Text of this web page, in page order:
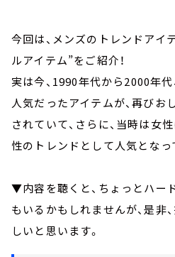
今回は、メンズのトレンドアイ
ルアイテム”をご紹介！
実は今、1990年代から2000年
人気だったアイテムが、再びお
されていて、さらに、当時は女
性のトレンドとして人気となっ
▼内容を聴くと、ちょっとハー
もいるかもしれませんが、是非
しいと思います。